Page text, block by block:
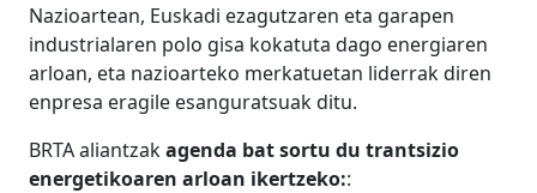
Nazioartean, Euskadi ezagutzaren eta garapen
industrialaren polo gisa kokatuta dago energiaren
arloan, eta nazioarteko merkatuetan liderrak diren
enpresa eragile esanguratsuak ditu.
BRTA aliantzakagenda bat sortu du trantsizio
energetikoaren arloan ikertzeko::